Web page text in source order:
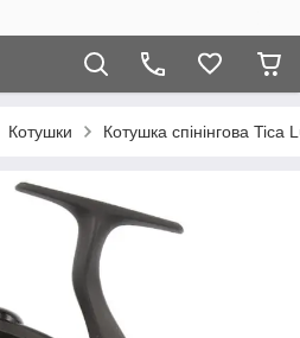
Котушки Котушка спінінгова